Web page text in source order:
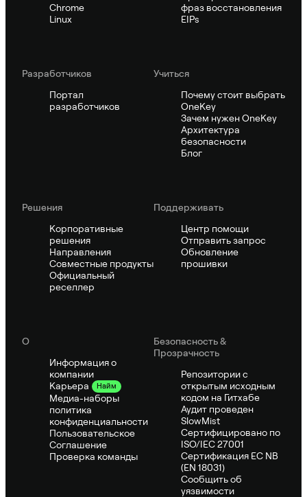
Chrome
Linux
фраз восстановления
EIPs
Pазработчиков
Портал
разработчиков
Учиться
Почему стоит выбрать
OneKey
Зачем нужен OneKey
Архитектура
безопасности
Блог
Решения
Корпоративные
решения
Направления
Совместные продукты
Официальный
реселлер
Поддерживать
Центр помощи
Отправить запрос
Обновление
прошивки
О
Информация о
компании
Карьера
Найм
Медиа-наборы
политика
конфиденциальности
Пользовательское
Соглашение
Проверка команды
Безопасность &
Прозрачность
Репозитории с
открытым исходным
кодом на Гитхабе
Аудит проведен
SlowMist
Сертифицировано по
ISO/IEC 27001
Сертификация ЕС NB
(EN 18031)
Сообщить об
уязвимости